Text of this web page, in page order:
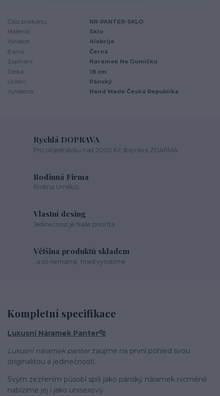
Číslo produktu:
NR-PANTER-SKLO
Materiál:
Sklo
Výrobce:
Alebrije
Barva:
Černá
Zapínání:
Náramek Na Gumičku
Délka:
18 cm
Určení:
Pánský
Vyrobeno:
Hand Made Česká Republika
Rychlá DOPRAVA
Pro objednávku nad 2000 Kč doprava ZDARMA
Rodinná Firma
Rodina Umělců
Vlastní desing
Jedinečnost je Naše priorita
Většina produktů skladem
..a co nemáme, hned vyrobíme
Kompletní specifikace
Luxusní Náramek Panter🐆
Luxusní náramek panter zaujme na první pohled svou
originalitou a jedinečností.
Svým zezřením působí spíš jako pánský náramek nicméně
nabízíme jej i jako unisexový.